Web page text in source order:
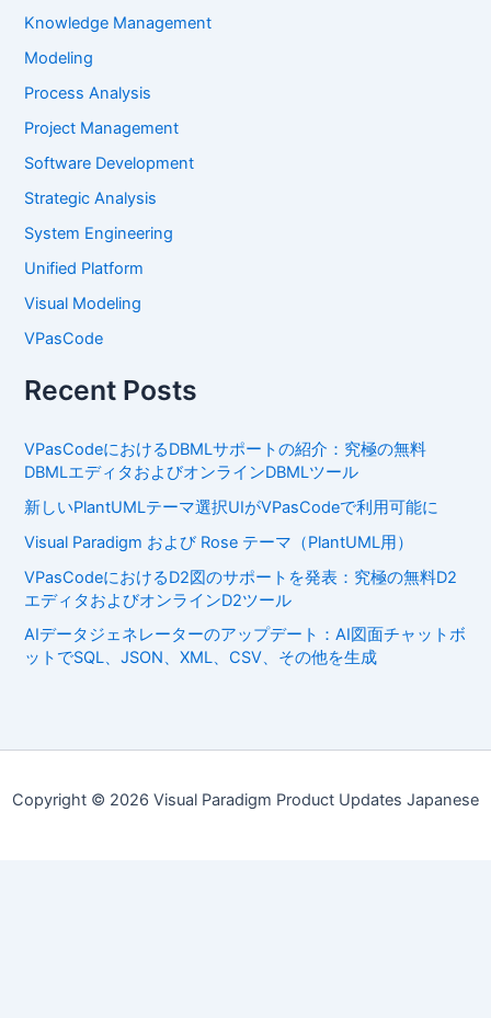
Knowledge Management
Modeling
Process Analysis
Project Management
Software Development
Strategic Analysis
System Engineering
Unified Platform
Visual Modeling
VPasCode
Recent Posts
VPasCodeにおけるDBMLサポートの紹介：究極の無料
DBMLエディタおよびオンラインDBMLツール
新しいPlantUMLテーマ選択UIがVPasCodeで利用可能に
Visual Paradigm および Rose テーマ（PlantUML用）
VPasCodeにおけるD2図のサポートを発表：究極の無料D2
エディタおよびオンラインD2ツール
AIデータジェネレーターのアップデート：AI図面チャットボ
ットでSQL、JSON、XML、CSV、その他を生成
Copyright © 2026 Visual Paradigm Product Updates Japanese